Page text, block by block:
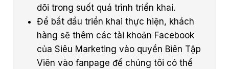
dõi trong suốt quá trình triển khai.
Để bắt đầu triển khai thực hiện, khách
hàng sẽ thêm các tài khoản Facebook
của Siêu Marketing vào quyền Biên Tập
Viên vào fanpage để chúng tôi có thể